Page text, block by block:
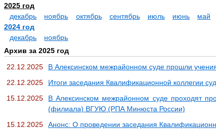
2025 год
декабрь
ноябрь октябрь сентябрь июль июнь май
2024 год
декабрь
ноябрь
Архив за 2025 год
22.12.2025
В Алексинском межрайонном суде прошли
22.12.2025
Итоги заседания Квалификационной коллегии
15.12.2025
В Алексинском межрайонном суде проходят
(филиала) ВГУЮ (РПА Минюста России)
15.12.2025
Анонс: О проведении заседания